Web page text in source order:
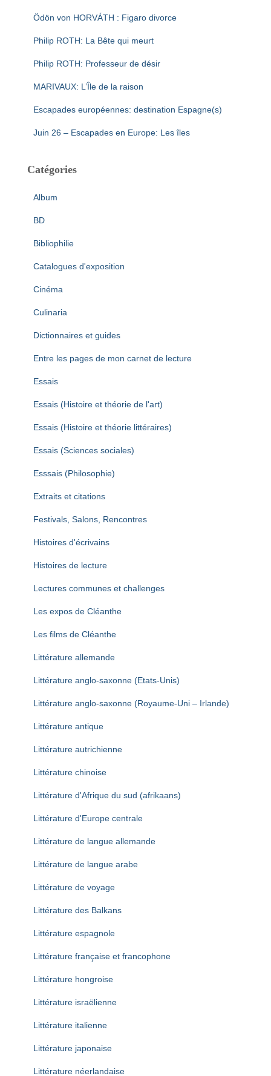
Ödön von HORVÁTH : Figaro divorce
Philip ROTH: La Bête qui meurt
Philip ROTH: Professeur de désir
MARIVAUX: L’Île de la raison
Escapades européennes: destination Espagne(s)
Juin 26 – Escapades en Europe: Les îles
Catégories
Album
BD
Bibliophilie
Catalogues d'exposition
Cinéma
Culinaria
Dictionnaires et guides
Entre les pages de mon carnet de lecture
Essais
Essais (Histoire et théorie de l'art)
Essais (Histoire et théorie littéraires)
Essais (Sciences sociales)
Esssais (Philosophie)
Extraits et citations
Festivals, Salons, Rencontres
Histoires d'écrivains
Histoires de lecture
Lectures communes et challenges
Les expos de Cléanthe
Les films de Cléanthe
Littérature allemande
Littérature anglo-saxonne (Etats-Unis)
Littérature anglo-saxonne (Royaume-Uni – Irlande)
Littérature antique
Littérature autrichienne
Littérature chinoise
Littérature d'Afrique du sud (afrikaans)
Littérature d'Europe centrale
Littérature de langue allemande
Littérature de langue arabe
Littérature de voyage
Littérature des Balkans
Littérature espagnole
Littérature française et francophone
Littérature hongroise
Littérature israëlienne
Littérature italienne
Littérature japonaise
Littérature néerlandaise